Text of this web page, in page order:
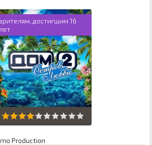
зрителям, достигшим 16
лет
Production